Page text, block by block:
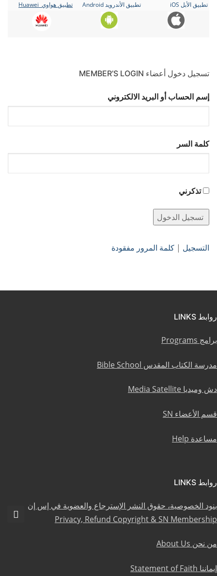
تطبيق الأبل iOS تطبيق الأندرويد Android تطبيق هواوي Huawei
تسجيل دخول أعضاء MEMBER’S LOGIN
إسم الحساب أو البريد الالكتروني
كلمة السر
تذكرني
التسجيل | كلمة المرور مفقودة
روابط LINKS
برامج Programs
مدرسة الكتاب المقدس Bible School
دش وميديا Media Satellite
قسم الأعضاء SN
مساعدة Help
روابط LINKS
بنود الخصوصية، حقوق النشر الإسترجاع والعضوية في إس إن
Privacy, Refund Copyright & SN Membership
من نحن About Us
إيماننا Statement of Faith